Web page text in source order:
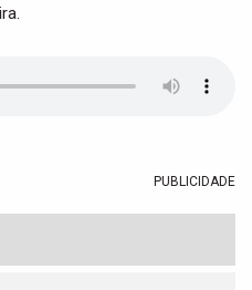
PUBLICIDADE